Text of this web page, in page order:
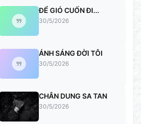
ĐỂ GIÓ CUỐN ĐI...
30/5/2026
ÁNH SÁNG ĐỜI TÔI
30/5/2026
CHÂN DUNG SA TAN
30/5/2026